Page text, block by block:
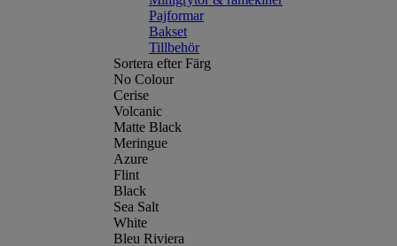
Pajformar
Bakset
Tillbehör
Sortera efter Färg
No Colour
Cerise
Volcanic
Matte Black
Meringue
Azure
Flint
Black
Sea Salt
White
Bleu Riviera